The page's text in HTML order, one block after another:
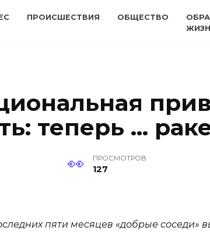
ПРОИСШЕСТВИЯ ОБЩЕСТВО
теперь …
ПРОСМОТРОВ
127
пяти месяцев «добрые соседи»